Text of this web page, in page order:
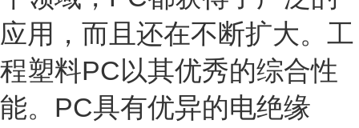
应用，而且还在不断扩大。工
程塑料PC以其优秀的综合性
能。PC具有优异的电绝缘